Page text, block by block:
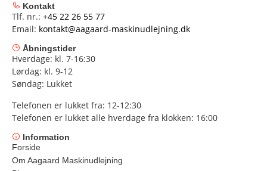
Kontakt
Tlf. nr.: +45 22 26 55 77
Email: kontakt@aagaard-maskinudlejning.dk
Åbningstider
Hverdage: kl. 7-16:30
Lørdag: kl. 9-12
Søndag: Lukket
Telefonen er lukket fra: 12-12:30
Telefonen er lukket alle hverdage fra klokken: 16:00
Information
Forside
Om Aagaard Maskinudlejning